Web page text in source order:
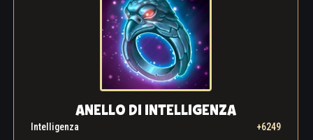
ANELLO DI INTELLIGENZA
Intelligenza +6249